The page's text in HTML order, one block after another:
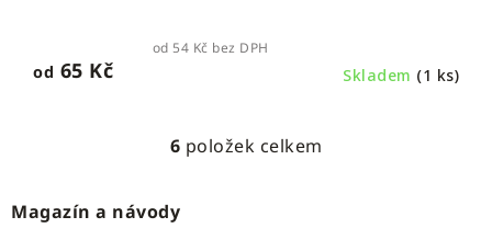
Skladem (1 ks)
od 54 Kč bez DPH
od 65 Kč
O
6 položek celkem
Magazín a návody